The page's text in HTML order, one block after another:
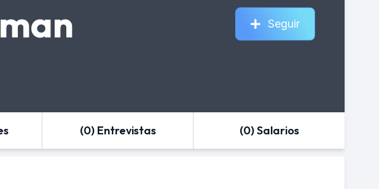
Seguir
(0) Entrevistas (0) Salarios